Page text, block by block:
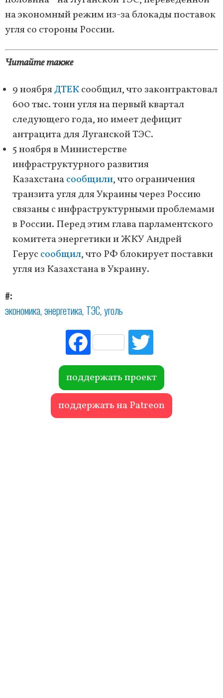
на экономный режим из-за блокады поставок
угля со стороны России.
Читайте также
9 ноябряДТЕКсообщил, что законтрактовал
600 тыс. тонн угля на первый квартал
следующего года, но имеет дефицит
антрацита для Луганской ТЭС.
5 ноября в Министерстве
инфраструктурного развития
Казахстанасообщили, что ограничения
транзита угля для Украины через Россию
связаны с инфраструктурными проблемами
в России. Перед этим глава парламентского
комитета энергетики и ЖКУ Андрей
Геруссообщил, что РФ блокирует поставки
угля из Казахстана в Украину.
#
экономика энергетика ТЭС уголь
Fac
ebo
ok r
поддержать проект
поддержать на Patreon